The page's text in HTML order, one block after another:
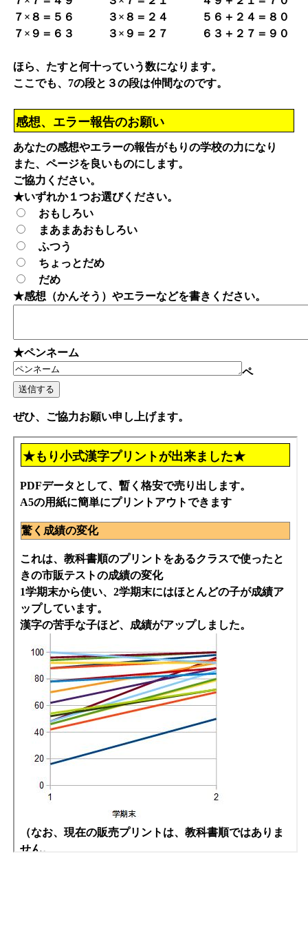
７×８＝５６ ３×８＝２４ ５６＋２４＝８０
７×９＝６３ ３×９＝２７ ６３＋２７＝９０
ほら、たすと何十っていう数になります。
ここでも、7の段と３の段は仲間なのです。
感想、エラー報告のお願い
あなたの感想やエラーの報告がもりの学校の力になり
また、ページを良いものにします。
ご協力ください。
★いずれか１つお選びください。
おもしろい
まあまあおもしろい
ふつう
ちょっとだめ
だめ
★感想（かんそう）やエラーなどを書きください。
★ペンネーム
ペ
ぜひ、ご協力お願い申し上げます。